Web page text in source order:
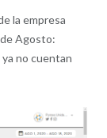
la empresa
Agosto:
no cuentan